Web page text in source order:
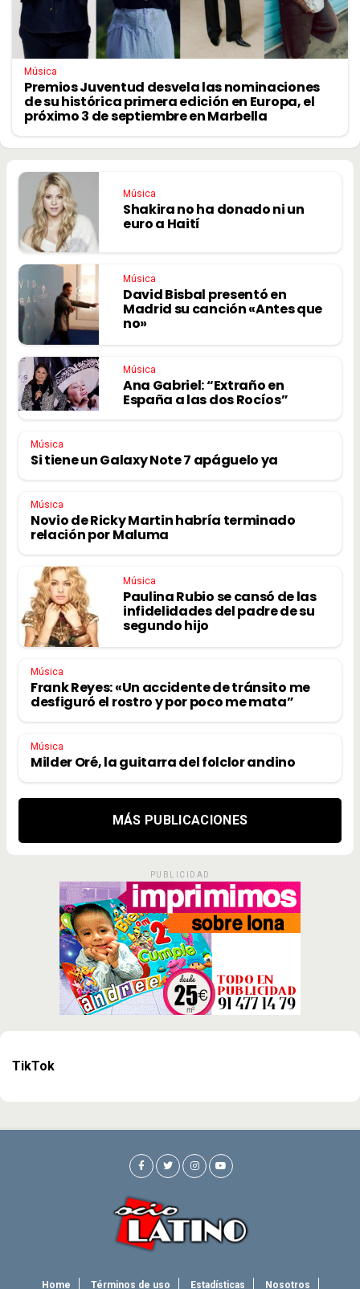
Música
Premios Juventud desvela las nominaciones
de su histórica primera edición en Europa, el
próximo 3 de septiembre en Marbella
Música
Shakira no ha donado ni un
euro a Haití
Música
David Bisbal presentó en
Madrid su canción «Antes que
no»
Música
Ana Gabriel: “Extraño en
España a las dos Rocíos”
Música
Si tiene un Galaxy Note 7 apáguelo ya
Música
Novio de Ricky Martin habría terminado
relación por Maluma
Música
Paulina Rubio se cansó de las
infidelidades del padre de su
segundo hijo
Música
Frank Reyes: «Un accidente de tránsito me
desfiguró el rostro y por poco me mata”
Música
Milder Oré, la guitarra del folclor andino
MÁS PUBLICACIONES
PUBLICIDAD
TikTok
Home Términos de uso Estadísticas Nosotros